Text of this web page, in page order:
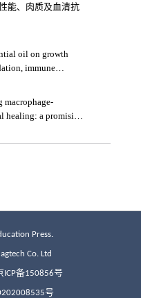
Press.
Co. Ltd
ICP备150856号
号